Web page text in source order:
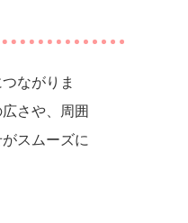
ながりま
さや、周囲
スムーズに